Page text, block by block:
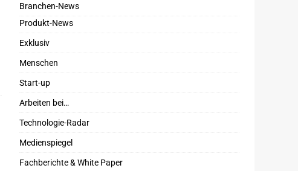
Branchen-News
Produkt-News
Exklusiv
Menschen
Start-up
Arbeiten bei…
Technologie-Radar
Medienspiegel
Fachberichte & White Paper